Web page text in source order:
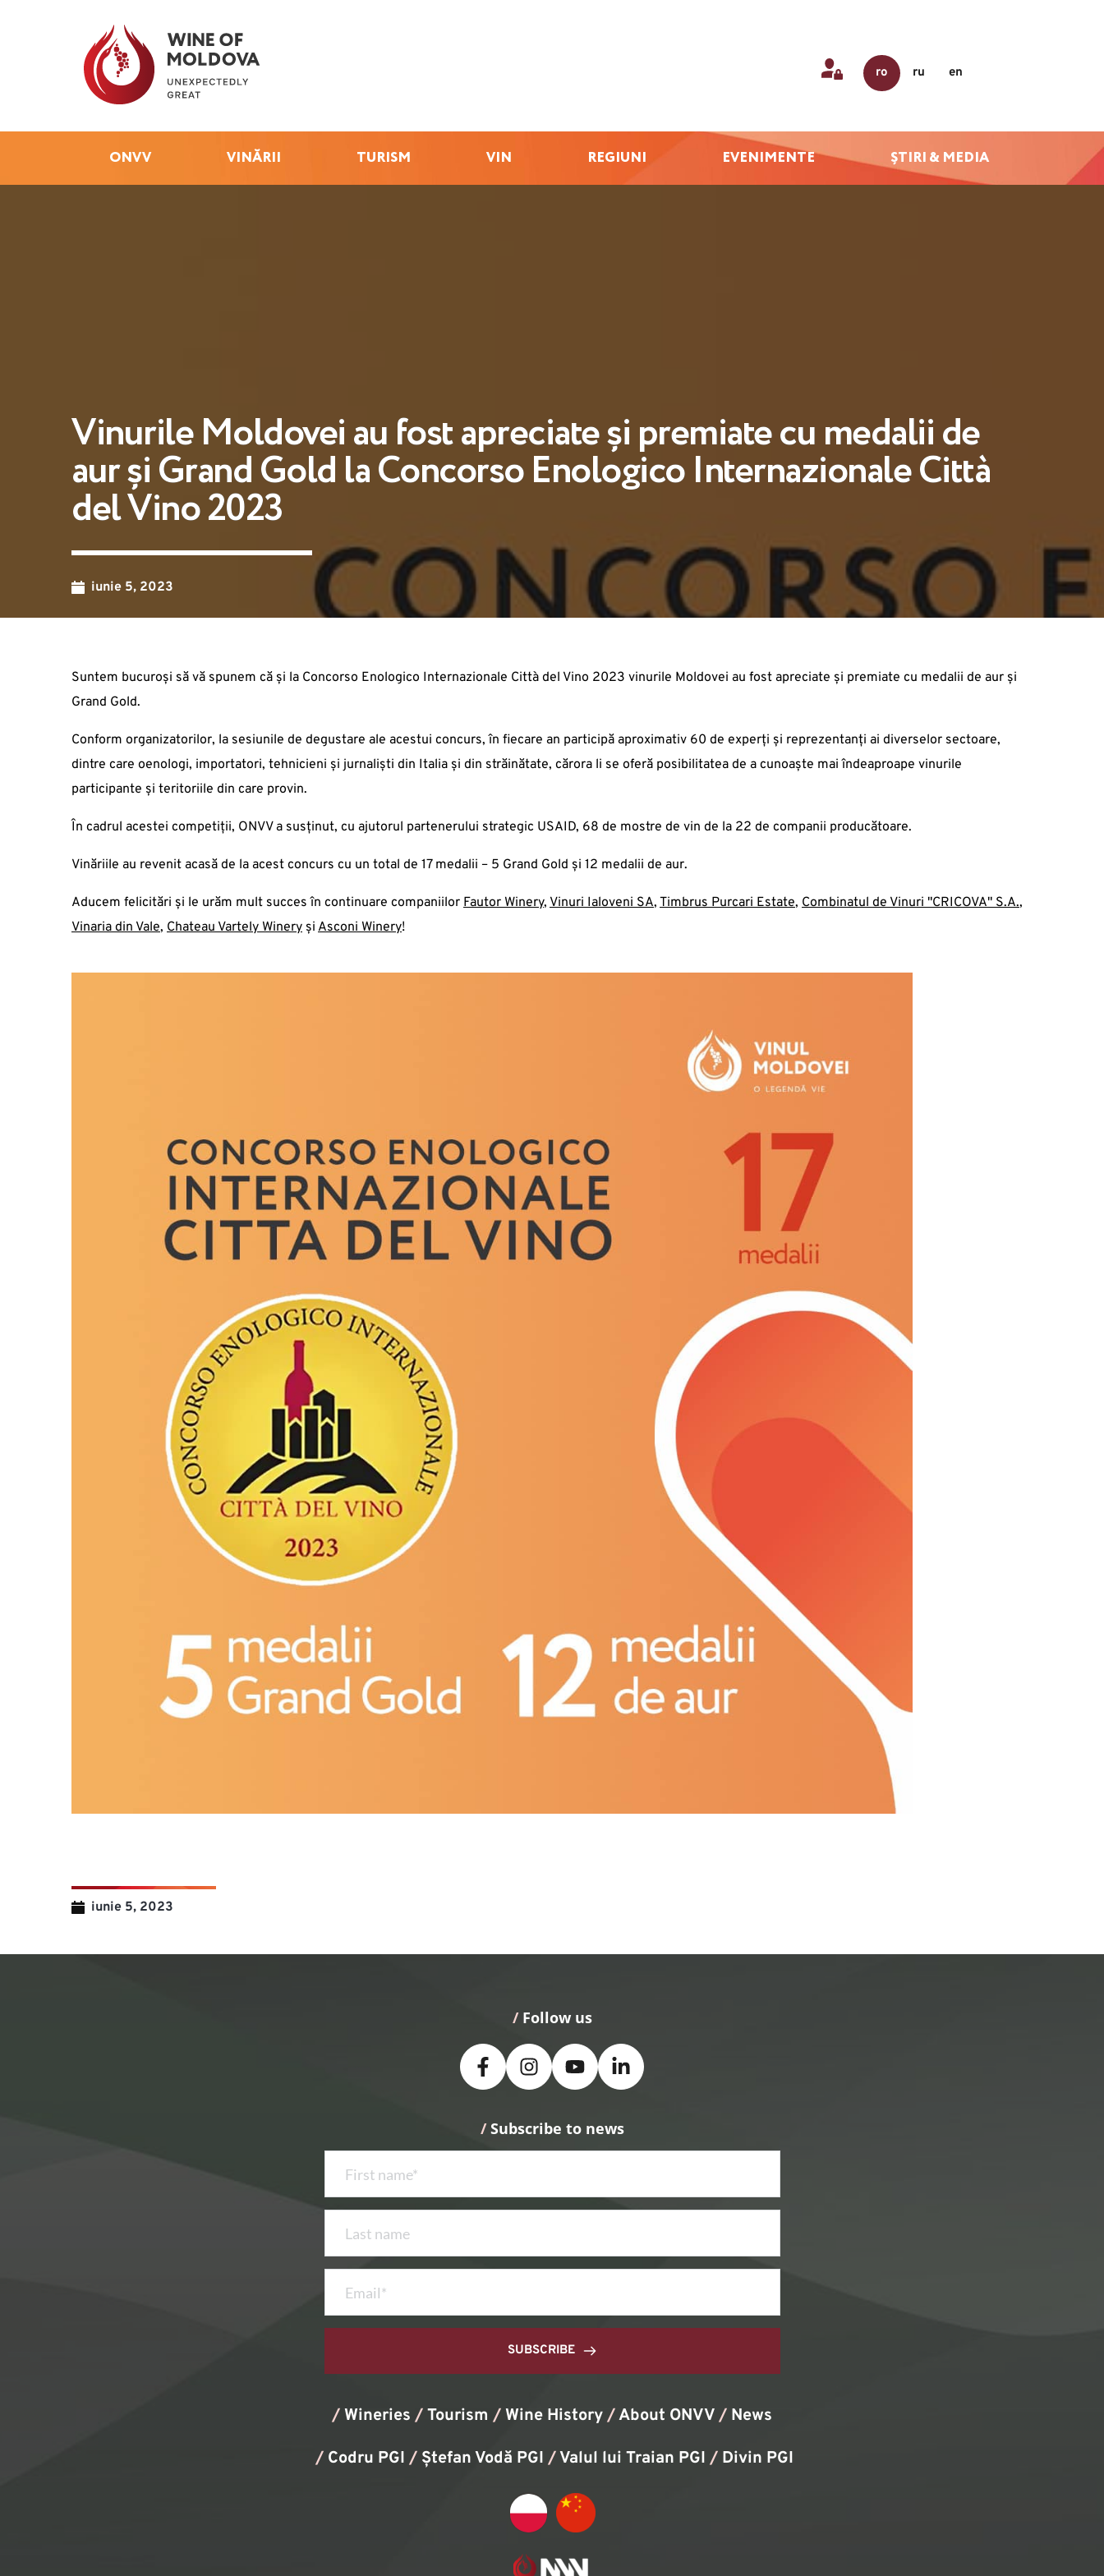
ro ru en
ONVV VINĂRII TURISM VIN REGIUNI EVENIMENTE ȘTIRI & MEDIA
Vinurile Moldovei au fost apreciate și premiate cu medalii de
aur și Grand Gold la Concorso Enologico Internazionale Città
del Vino 2023
iunie 5, 2023
Suntem bucuroși să vă spunem că și la Concorso Enologico Internazionale Città del Vino 2023 vinurile Moldovei au fost apreciate și premiate cu medalii de aur și
Grand Gold.
Conform organizatorilor, la sesiunile de degustare ale acestui concurs, în fiecare an participă aproximativ 60 de experți și reprezentanți ai diverselor sectoare,
dintre care oenologi, importatori, tehnicieni și jurnaliști din Italia și din străinătate, cărora li se oferă posibilitatea de a cunoaște mai îndeaproape vinurile
participante și teritoriile din care provin.
În cadrul acestei competiții, ONVV a susținut, cu ajutorul partenerului strategic USAID, 68 de mostre de vin de la 22 de companii producătoare.
Vinăriile au revenit acasă de la acest concurs cu un total de 17 medalii – 5 Grand Gold și 12 medalii de aur.
Aducem felicitări și le urăm mult succes în continuare companiilor Fautor Winery, Vinuri Ialoveni SA, Timbrus Purcari Estate, Combinatul de Vinuri "CRICOVA" S.A.,
Vinaria din Vale, Chateau Vartely Winery și Asconi Winery!
iunie 5, 2023
/ Follow us
/ Subscribe to news
SUBSCRIBE
/Wineries /Tourism /Wine History/ About ONVV/ News
/ Codru PGI / Ștefan Vodă PGI /Valul lui Traian PGI / Divin PGI